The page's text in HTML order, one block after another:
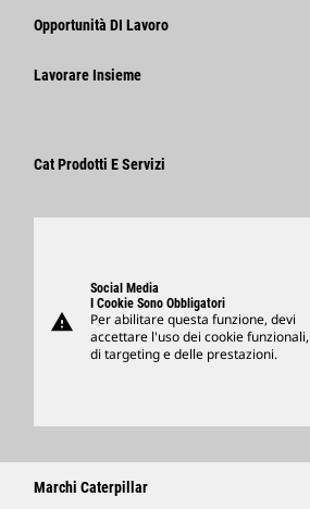
Codice Di Condotta
Innovazione
Comunicati Stampa Aziendali
Opportunità DI Lavoro
Perché Caterpillar?
Lavorare Insieme
Fornitori
Cat Prodotti E Servizi
Support
Merchandising
Trova Un Dealer
warning
Social Media
I Cookie Sono Obbligatori
Per abilitare questa funzione, devi
accettare l'uso dei cookie funzionali,
di targeting e delle prestazioni.
Marchi Caterpillar